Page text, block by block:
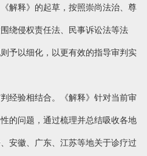
释》的起草，按照崇尚法治、尊
绕侵权责任法、民事诉讼法等法
予以细化，以更有效的指导审判实
验相结合。《解释》针对当前审
的问题，通过梳理并总结吸收各地
安徽、广东、江苏等地关于诊疗过